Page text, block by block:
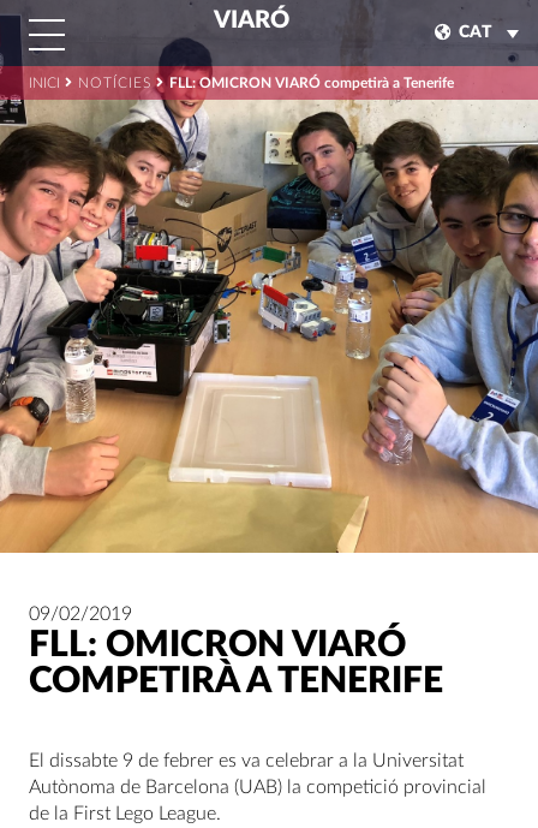
VIARÓ
CAT
INICI NOTÍCIES FLL: OMICRON VIARÓ competirà a Tenerife
09/02/2019
FLL: OMICRON VIARÓ
COMPETIRÀ A TENERIFE
El dissabte 9 de febrer es va celebrar a la Universitat
Autònoma de Barcelona (UAB) la competició provincial
de la First Lego League.